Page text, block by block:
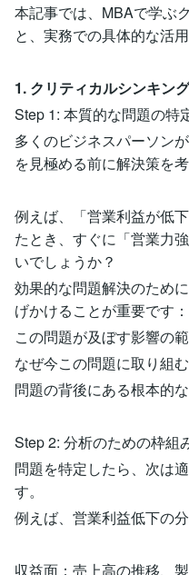
本記事では、MBAで学ぶ
と、実務での具体的な活
1. クリティカルシンキン
Step 1: 本質的な問題の特
多くのビジネスパーソン
を見極める前に解決策を
例えば、「営業利益が低
たとき、すぐに「営業力
いでしょうか？
効果的な問題解決のため
げかけることが重要です：
この問題が及ぼす影響の
なぜ今この問題に取り組
問題の背後にある根本的
Step 2: 分析のための枠組
問題を特定したら、次は
す。
例えば、営業利益低下の分
収益面：売上高の推移、